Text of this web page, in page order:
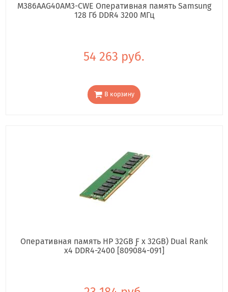
M386AAG40AM3-CWE Оперативная память Samsung
128 Гб DDR4 3200 МГц
54 263 руб.
В корзину
Оперативная память HP 32GB Ƒ x 32GB) Dual Rank
x4 DDR4-2400 [809084-091]